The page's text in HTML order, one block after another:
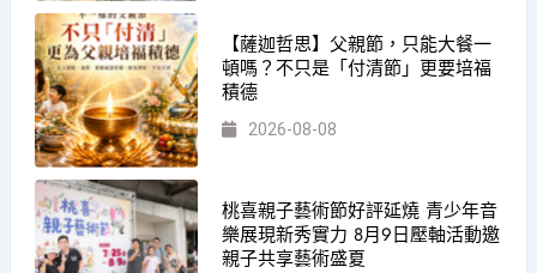
【薩迦哲思】父親節，只能大餐一
頓嗎？不只是「付清節」更要培福
積德
2026-08-08
桃喜親子藝術節好評延燒 青少年音
樂展現新秀實力 8月9日壓軸活動邀
親子共享藝術盛夏